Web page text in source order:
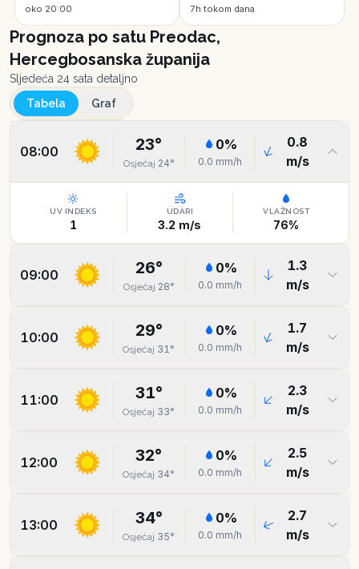
oko 20:00 7h tokom dana
Prognoza po satu Preodac,
Hercegbosanska županija
Sljedeća 24 sata detaljno
Tabela
Graf
08:00 23°
Osjećaj 24°
0%
0.0 mm/h
0.8
m/s
UV INDEKS
1
UDARI
3.2 m/s
VLAŽNOST
76%
09:00 26°
Osjećaj 28°
0%
0.0 mm/h
1.3
m/s
10:00 29°
Osjećaj 31°
0%
0.0 mm/h
1.7
m/s
11:00 31°
Osjećaj 33°
0%
0.0 mm/h
2.3
m/s
12:00 32°
Osjećaj 34°
0%
0.0 mm/h
2.5
m/s
13:00 34°
Osjećaj 35°
0%
0.0 mm/h
2.7
m/s